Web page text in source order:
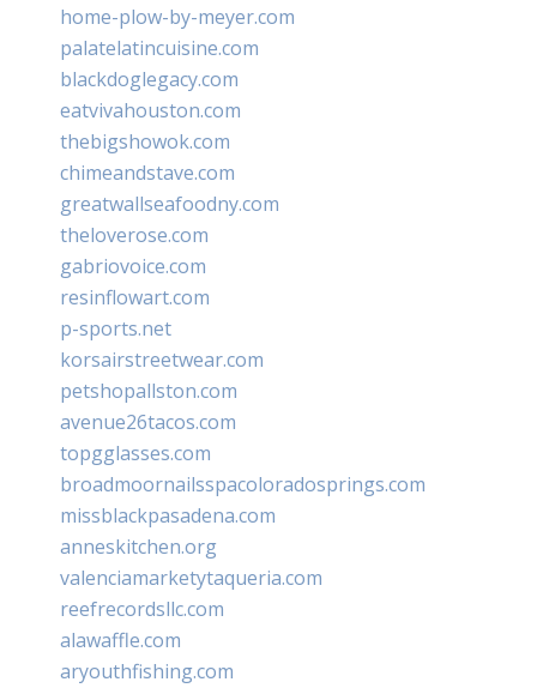
home-plow-by-meyer.com
palatelatincuisine.com
blackdoglegacy.com
eatvivahouston.com
thebigshowok.com
chimeandstave.com
greatwallseafoodny.com
theloverose.com
gabriovoice.com
resinflowart.com
p-sports.net
korsairstreetwear.com
petshopallston.com
avenue26tacos.com
topgglasses.com
broadmoornailsspacoloradosprings.com
missblackpasadena.com
anneskitchen.org
valenciamarketytaqueria.com
reefrecordsllc.com
alawaffle.com
aryouthfishing.com